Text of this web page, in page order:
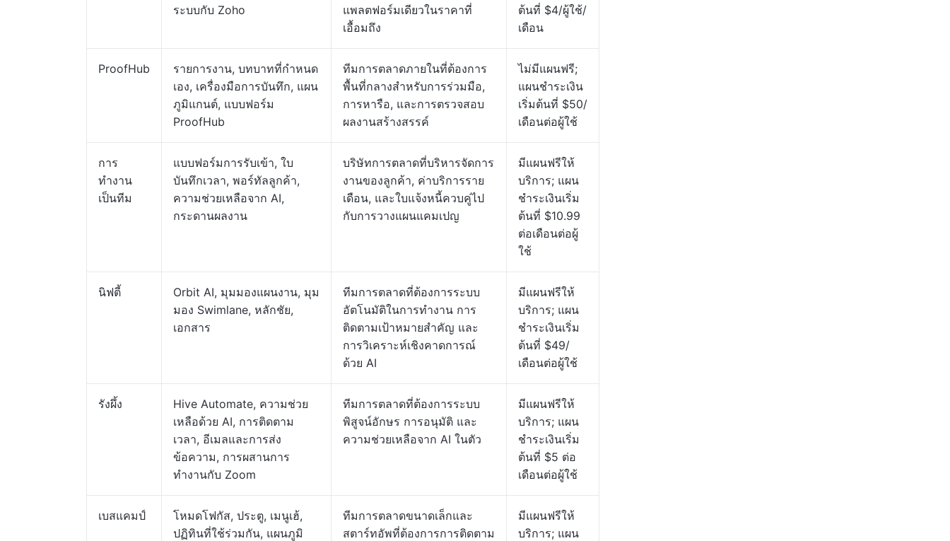
ระบบกับ Zoho
แพลตฟอร์มเดียวในราคาที่
เอื้อมถึง
ต้นที่ $4/ผู้ใช้/
เดือน
ProofHub
รายการงาน, บทบาทที่กำหนด
เอง, เครื่องมือการบันทึก, แผน
ภูมิแกนต์, แบบฟอร์ม
ProofHub
ทีมการตลาดภายในที่ต้องการ
พื้นที่กลางสำหรับการร่วมมือ,
การหารือ, และการตรวจสอบ
ผลงานสร้างสรรค์
ไม่มีแผนฟรี;
แผนชำระเงิน
เริ่มต้นที่ $50/
เดือนต่อผู้ใช้
การ
ทำงาน
เป็นทีม
แบบฟอร์มการรับเข้า, ใบ
บันทึกเวลา, พอร์ทัลลูกค้า,
ความช่วยเหลือจาก AI,
กระดานผลงาน
บริษัทการตลาดที่บริหารจัดการ
งานของลูกค้า, ค่าบริการราย
เดือน, และใบแจ้งหนี้ควบคู่ไป
กับการวางแผนแคมเปญ
มีแผนฟรีให้
บริการ; แผน
ชำระเงินเริ่ม
ต้นที่ $10.99
ต่อเดือนต่อผู้
ใช้
นิฟตี้
Orbit AI, มุมมองแผนงาน, มุม
มอง Swimlane, หลักชัย,
เอกสาร
ทีมการตลาดที่ต้องการระบบ
อัตโนมัติในการทำงาน การ
ติดตามเป้าหมายสำคัญ และ
การวิเคราะห์เชิงคาดการณ์
ด้วย AI
มีแผนฟรีให้
บริการ; แผน
ชำระเงินเริ่ม
ต้นที่ $49/
เดือนต่อผู้ใช้
รังผึ้ง
Hive Automate, ความช่วย
เหลือด้วย AI, การติดตาม
เวลา, อีเมลและการส่ง
ข้อความ, การผสานการ
ทำงานกับ Zoom
ทีมการตลาดที่ต้องการระบบ
พิสูจน์อักษร การอนุมัติ และ
ความช่วยเหลือจาก AI ในตัว
มีแผนฟรีให้
บริการ; แผน
ชำระเงินเริ่ม
ต้นที่ $5 ต่อ
เดือนต่อผู้ใช้
เบสแคมป์
โหมดโฟกัส, ประตู, เมนูเฮ้,
ปฏิทินที่ใช้ร่วมกัน, แผนภูมิ
ทีมการตลาดขนาดเล็กและ
สตาร์ทอัพที่ต้องการการติดตาม
มีแผนฟรีให้
บริการ; แผน